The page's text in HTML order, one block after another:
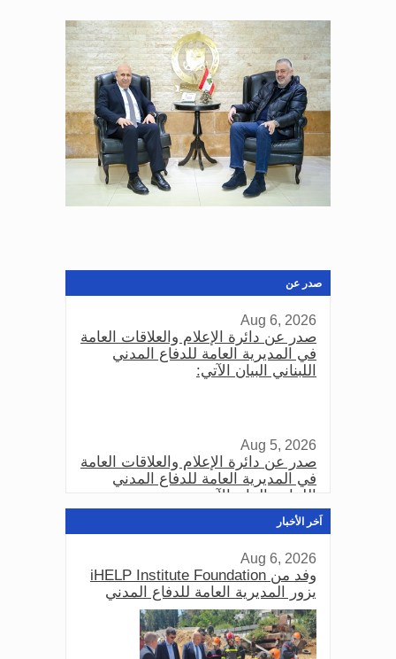
صدر عن
Aug 6, 2026
صدر عن دائرة الإعلام والعلاقات العامة
في المديرية العامة للدفاع المدني
اللبناني البيان الآتي:
Aug 5, 2026
صدر عن دائرة الإعلام والعلاقات العامة
في المديرية العامة للدفاع المدني
اللبناني البيان الآتي:
Aug 3, 2026
صدر عن دائرة الإعلام والعلاقات العامة
في المديرية العامة للدفاع المدني
اللبناني البيان الآتي:
اَخر الأخبار
Aug 6, 2026
وفد من iHELP Institute Foundation
يزور المديرية العامة للدفاع المدني